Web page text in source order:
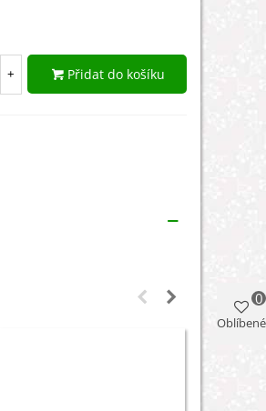
+ Přidat do košíku
Oblíbené
0